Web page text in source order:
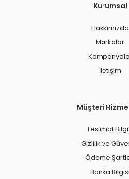
Kurumsal
Hakkımızda
Markalar
İletişim
Müşteri
Teslimat
Gizlilik ve
Ödeme
Banka Bilgisi